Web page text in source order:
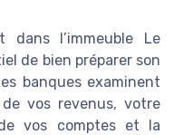
dans l’immeuble Le
de bien préparer son
banques examinent
vos revenus, votre
vos comptes et la